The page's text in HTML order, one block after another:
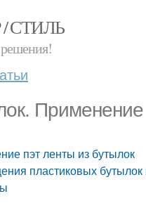
СТИЛЬ
пэт ленты из бутылок
пластиковых бутылок